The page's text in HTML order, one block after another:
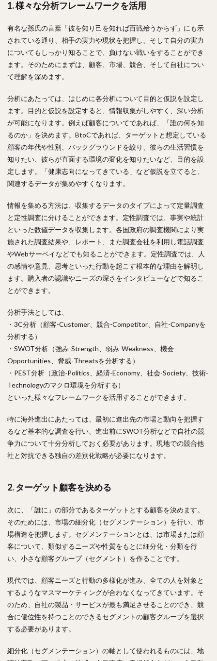
1. 様々な分析フレームワークを活用
有名な孫氏の言葉「彼を知り己を知れば百戦殆うからず」にも示
されている通り、相手の実力や現状を把握し、そして自分の実力
についてもしっかり知ることで、負けない戦いをすることができ
ます。そのためにまずは、顧客、市場、競合、そして自社につい
て理解を深めます。
分析にあたっては、はじめに各分析について目的と仮説を設定し
ます。目的と仮説を設定すると、情報収集がしやすく、深い分析
が可能になります。例えば顧客についてであれば、「誰の何を知
るのか」を決めます。BtoCであれば、ターゲットと想定している
顧客の年代や性別、バックグラウンドを絞り、彼らの生活習慣を
知りたい、彼らが直面する環境の変化を知りたいなど、目的を設
定します。「健康志向になってきている」など仮説を立てると、
関連するデータが集めやすくなります。
情報を集める方法は、収集するデータのタイプによって定量調査
と定性調査に分けることができます。定性調査では、事実や統計
といった数値データを収集します。各国政府の調査機関により実
施された調査結果や、レポート、また調査会社を利用し電話調査
やWebサーベイなどでも知ることができます。定性調査では、人
の感情や意見、思考といった行動を起こす根本的な理由を解明し
ます。購入者の認識やニーズの深さをインタビューなどで知るこ
とができます。
分析手法としては、
・3C分析（顧客-Customer、競合-Competitor、自社-Companyを
分析する）
・SWOT分析（強み-Strength、弱み-Weakness、機会-
Opportunities、脅威-Threatsを分析する）
・PEST分析（政治-Politics、経済-Economy、社会-Society、技術-
Technologyのマクロ環境を分析する）
といった様々なフレームワークを活用することができます。
特に海外進出にあたっては、最初に進出先の市場と動向を把握す
るなど基本的な調査を行い、進出前にSWOT分析などで自社の競
争力について十分分析しておく必要があります。現地での競合他
社と対抗できる独自の差別化戦略が必要になります。
2. ターゲット顧客を決める
次に、「誰に」の部分であるターゲットとする顧客を決めます。
そのためには、市場の細分化（セグメンテーション）を行い、市
場構造を把握します。セグメンテーションとは、は市場または顧
客について、類似するニーズや性質をもとに細分化・分類を行
い、小さな顧客グループ（セグメント）を作ることです。
現代では、顧客ニーズと行動の多様化が進み、全ての人を対象と
するようなマスマーケティングが合わなくなってきています。そ
のため、自社の製品・サービスが最も満足させることのでき、競
合に優位性を持つことのできるセグメントの顧客グループを選択
する必要があります。
細分化（セグメンテーション）の軸として使われるものには、地